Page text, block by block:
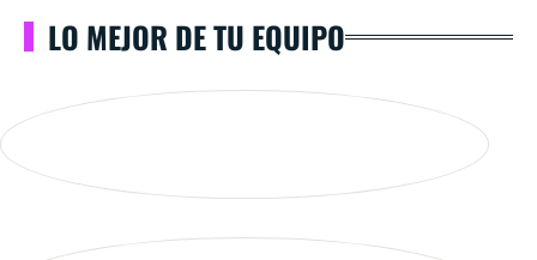
LO MEJOR DE TU EQUIPO